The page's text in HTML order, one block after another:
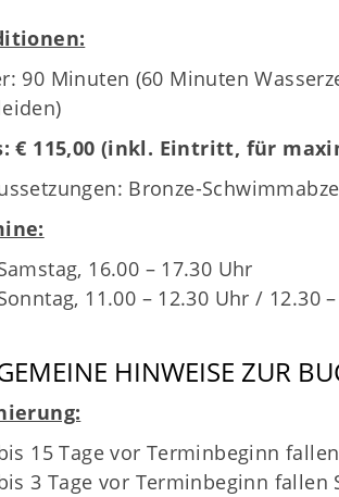
90 Minuten (60 Minuten
€ 115,00 (inkl. Eintritt, für
Bronze-
16.00 – 17.30 Uhr
11.00 – 12.30 Uhr / 12.30
HINWEISE ZUR
15 Tage vor Terminbeginn
3 Tage vor Terminbeginn